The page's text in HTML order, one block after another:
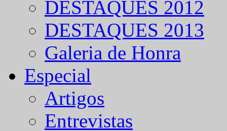
DESTAQUES 2012
DESTAQUES 2013
Galeria de Honra
Especial
Artigos
Entrevistas